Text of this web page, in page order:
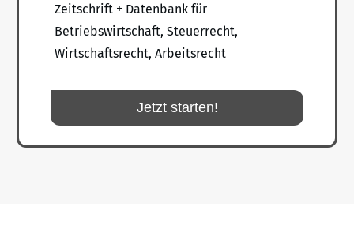
Zeitschrift + Datenbank für
Betriebswirtschaft, Steuerrecht,
Wirtschaftsrecht, Arbeitsrecht
Jetzt starten!